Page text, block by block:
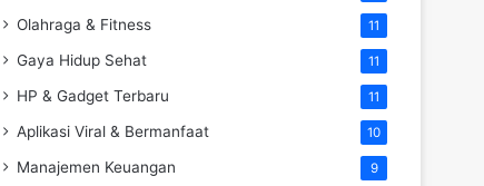
Olahraga & Fitness 11
Gaya Hidup Sehat 11
HP & Gadget Terbaru 11
Aplikasi Viral & Bermanfaat 10
Manajemen Keuangan 9